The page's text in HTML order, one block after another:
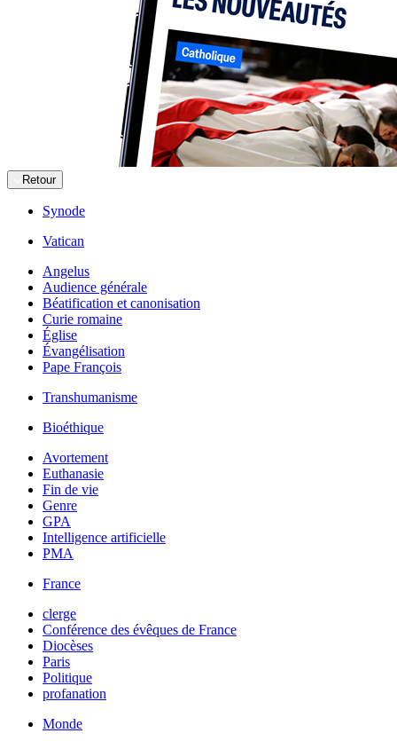
Retour
Synode
Vatican
Angelus
Audience générale
Béatification et canonisation
Curie romaine
Église
Évangélisation
Pape François
Transhumanisme
Bioéthique
Avortement
Euthanasie
Fin de vie
Genre
GPA
Intelligence artificielle
PMA
France
clerge
Conférence des évêques de France
Diocèses
Paris
Politique
profanation
Monde